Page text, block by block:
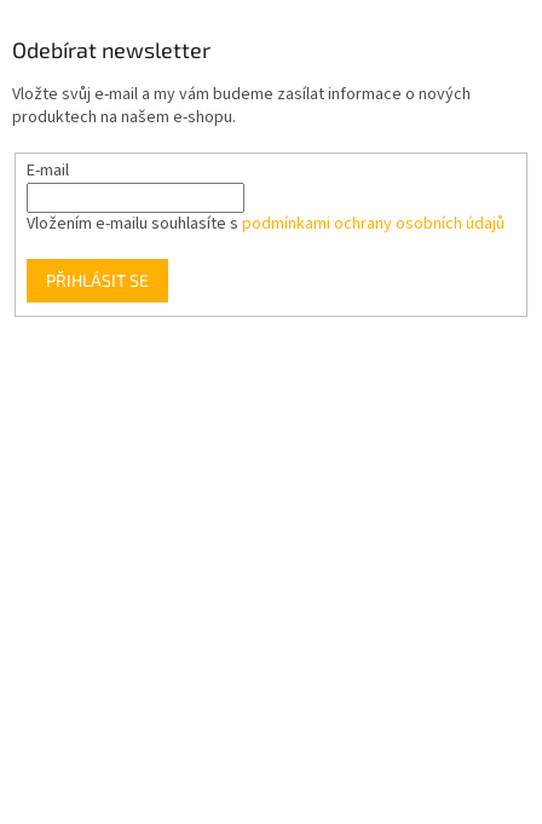
Odebírat newsletter
Vložte svůj e-mail a my vám budeme zasílat informace o nových
produktech na našem e-shopu.
E-mail
Vložením e-mailu souhlasíte s podmínkami ochrany osobních údajů
PŘIHLÁSIT SE